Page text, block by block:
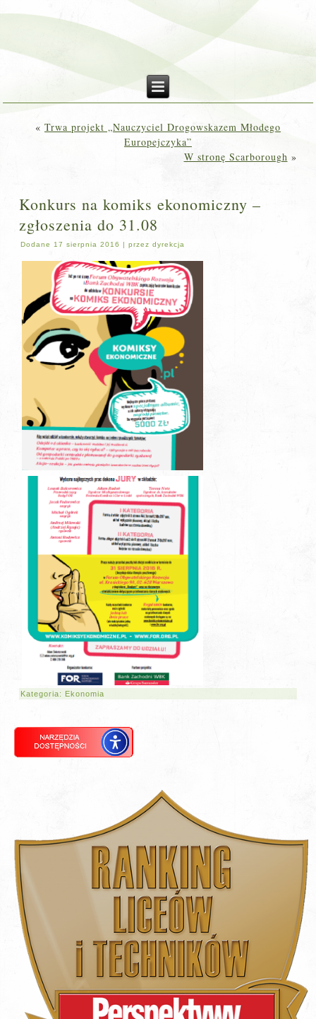
« Trwa projekt „Nauczyciel Drogowskazem Młodego
Europejczyka”
W stronę Scarborough »
Konkurs na komiks ekonomiczny –
zgłoszenia do 31.08
Dodane 17 sierpnia 2016 |przez dyrekcja
Kategoria: Ekonomia